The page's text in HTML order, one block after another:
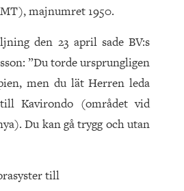
majnumret 1950.
den 23 april sade BV:s
”Du torde ursprungligen
men du lät Herren leda
Kavirondo (området vid
Du kan gå trygg och utan
till